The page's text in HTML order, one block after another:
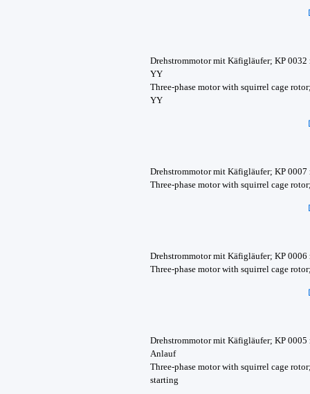
Drehstrommotor mit Käfigläufer; KP
YY
Three-phase motor with squirrel cage
YY
Drehstrommotor mit Käfigläufer; KP
Three-phase motor with squirrel cage
Drehstrommotor mit Käfigläufer; KP
Three-phase motor with squirrel cage
Drehstrommotor mit Käfigläufer; KP
Anlauf
Three-phase motor with squirrel cage
starting